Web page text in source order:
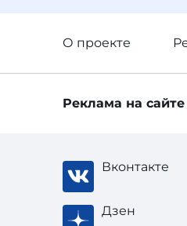
О проекте
Реклама на сайте
Вконтакте
Дзен